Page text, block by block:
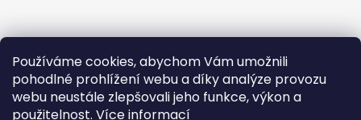
Používáme cookies, abychom Vám umožnili
pohodlné prohlížení webu a díky analýze provozu
webu neustále zlepšovali jeho funkce, výkon a
použitelnost. Více informací
PS: Na našem Instagramu čas od času zveřejňujeme
speciální kousky, které se na náš web vůbec
nedostanou. :)